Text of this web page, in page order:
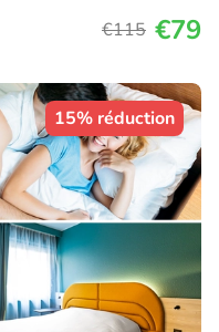
€115 €79
15% réduction